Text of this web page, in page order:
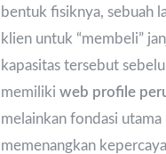
bentuk fisiknya, sebuah
klien untuk “membeli”
kapasitas tersebut
memiliki web profile
melainkan fondasi
memenangkan